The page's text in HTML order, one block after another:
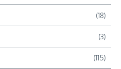
(18)
(3)
(115)